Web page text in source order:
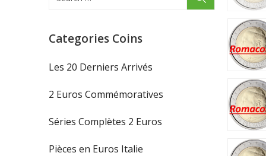
Categories Coins
Les 20 Derniers Arrivés
2 Euros Commémoratives
Séries Complètes 2 Euros
Pièces en Euros Italie